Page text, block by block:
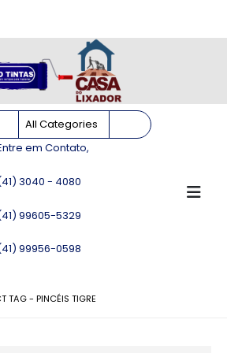
em Contato,
3040 - 4080
99605-5329
99956-0598
TAG -PINCÉIS TIGRE